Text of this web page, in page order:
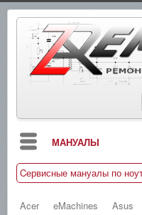
МАНУАЛЫ
БЛОГ
СХЕМЫ
Cервисные мануалы по
Acer eMachines Asus